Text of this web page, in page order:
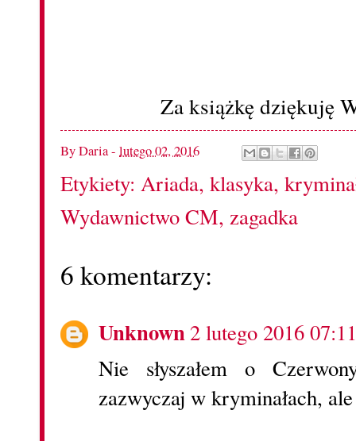
Za książkę dziękuję
ByDaria- lutego 02, 2016
Etykiety: Ariada, klasyka,
Wydawnictwo CM, zagadka
6 komentarzy:
Unknown2 lutego 2016 07:11
Nie słyszałem o
zazwyczaj w kryminałach,